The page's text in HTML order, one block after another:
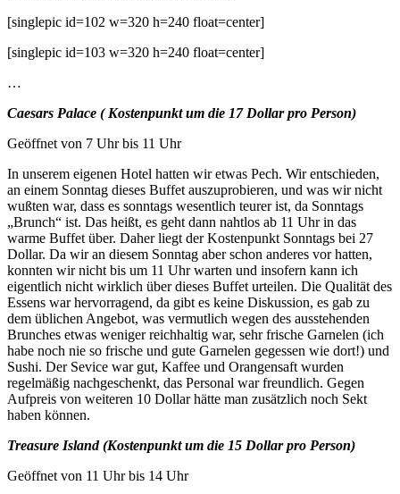
[singlepic id=102 w=320 h=240 float=center]
[singlepic id=103 w=320 h=240 float=center]
…
Caesars Palace ( Kostenpunkt um die 17 Dollar pro Person)
Geöffnet von 7 Uhr bis 11 Uhr
In unserem eigenen Hotel hatten wir etwas Pech. Wir entschieden,
an einem Sonntag dieses Buffet auszuprobieren, und was wir nicht
wußten war, dass es sonntags wesentlich teurer ist, da Sonntags
„Brunch“ ist. Das heißt, es geht dann nahtlos ab 11 Uhr in das
warme Buffet über. Daher liegt der Kostenpunkt Sonntags bei 27
Dollar. Da wir an diesem Sonntag aber schon anderes vor hatten,
konnten wir nicht bis um 11 Uhr warten und insofern kann ich
eigentlich nicht wirklich über dieses Buffet urteilen. Die Qualität des
Essens war hervorragend, da gibt es keine Diskussion, es gab zu
dem üblichen Angebot, was vermutlich wegen des ausstehenden
Brunches etwas weniger reichhaltig war, sehr frische Garnelen (ich
habe noch nie so frische und gute Garnelen gegessen wie dort!) und
Sushi. Der Sevice war gut, Kaffee und Orangensaft wurden
regelmäßig nachgeschenkt, das Personal war freundlich. Gegen
Aufpreis von weiteren 10 Dollar hätte man zusätzlich noch Sekt
haben können.
Treasure Island (Kostenpunkt um die 15 Dollar pro Person)
Geöffnet von 11 Uhr bis 14 Uhr